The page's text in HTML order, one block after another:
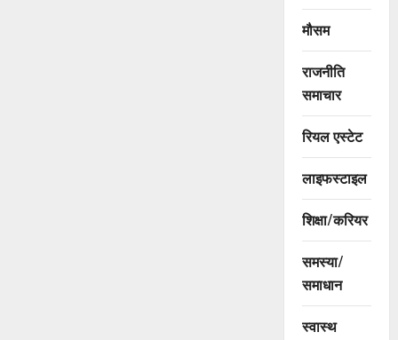
मौसम
राजनीति
समाचार
रियल एस्टेट
लाइफस्टाइल
शिक्षा/करियर
समस्या/
समाधान
स्वास्थ